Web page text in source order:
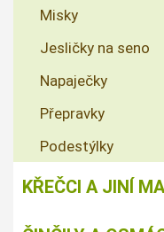
Misky
Jesličky na seno
Napaječky
Přepravky
Podestýlky
KŘEČCI A JINÍ